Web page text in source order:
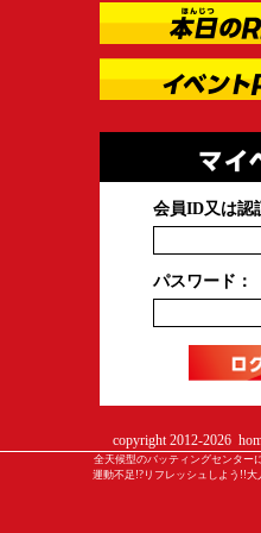
会員ID又は認
パスワード：
copyright 2012-2026
全天候型のバッティングセンター
運動不足!?リフレッシュしよう!!